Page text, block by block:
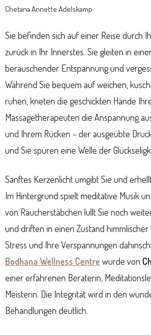
Chetana Annette Adelskamp
Sie befinden sich auf einer Reise durch
zurück in Ihr Innerstes. Sie gleiten in
berauschender Entspannung und
Während Sie bequem auf weichen,
ruhen, kneten die geschickten Hände
Massagetherapeuten die Anspannung
und Ihrem Rücken – der ausgeübte
und Sie spüren eine Welle der
Sanftes Kerzenlicht umgibt Sie und
Im Hintergrund spielt meditative Musik
von Räucherstäbchen lullt Sie noch
und driften in einen Zustand
Stress und Ihre Verspannungen
Bodhana Wellness Centre wurde von
einer erfahrenen Beraterin,
Meisterin. Die Integrität wird in den
Behandlungen deutlich.